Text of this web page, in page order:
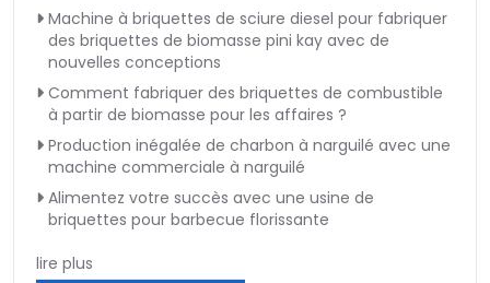
Machine à briquettes de sciure diesel pour fabriquer
des briquettes de biomasse pini kay avec de
nouvelles conceptions
Comment fabriquer des briquettes de combustible
à partir de biomasse pour les affaires ?
Production inégalée de charbon à narguilé avec une
machine commerciale à narguilé
Alimentez votre succès avec une usine de
briquettes pour barbecue florissante
lire plus